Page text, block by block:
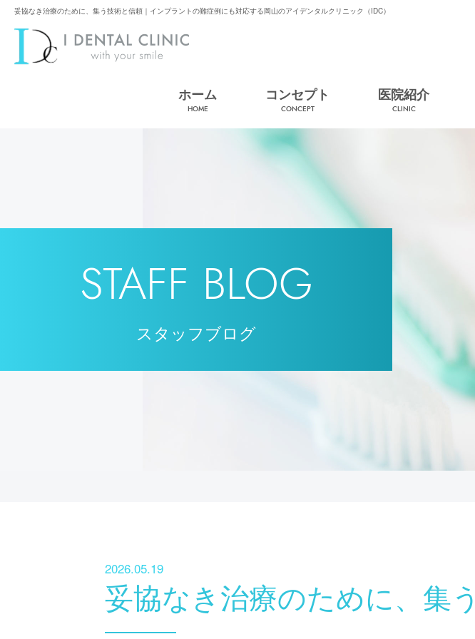
妥協なき治療のために、集う技術と信頼｜インプラントの難症例にも対応する岡山のアイデンタルクリニック（IDC）
ホーム
HOME
コンセプト
CONCEPT
医院紹介
CLINIC
インプラント
審美治療
ホワイトニン
予防治療・定
STAFF BLOG
スタッフブログ
2026.05.19
妥協なき治療のために、集